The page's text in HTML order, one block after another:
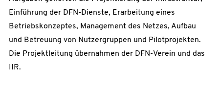
Einführung der DFN-Dienste, Erarbeitung eines
Betriebskonzeptes, Management des Netzes, Aufbau
und Betreuung von Nutzergruppen und Pilotprojekten.
Die Projektleitung übernahmen der DFN-Verein und das
IIR.